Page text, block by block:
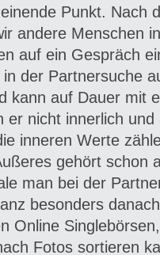
Punkt. Nach
andere Menschen
auf ein Gespräch
der Partnersuche
kann auf Dauer mit
er nicht innerlich
inneren Werte
gehört schon
man bei der
besonders
Online
Fotos sortieren